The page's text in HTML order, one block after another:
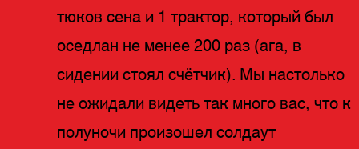
тюков сена и 1 трактор, который был
оседлан не менее 200 раз (ага, в
сидении стоял счётчик). Мы настолько
не ожидали видеть так много вас, что к
полуночи произошел солдаут